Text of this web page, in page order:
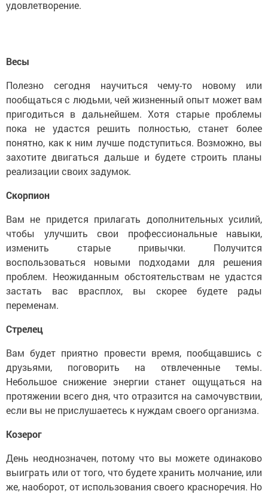
удовлетворение.
Весы
Полезно сегодня научиться чему-то новому или
пообщаться с людьми, чей жизненный опыт может вам
пригодиться в дальнейшем. Хотя старые проблемы
пока не удастся решить полностью, станет более
понятно, как к ним лучше подступиться. Возможно, вы
захотите двигаться дальше и будете строить планы
реализации своих задумок.
Скорпион
Вам не придется прилагать дополнительных усилий,
чтобы улучшить свои профессиональные навыки,
изменить старые привычки. Получится
воспользоваться новыми подходами для решения
проблем. Неожиданным обстоятельствам не удастся
застать вас врасплох, вы скорее будете рады
переменам.
Стрелец
Вам будет приятно провести время, пообщавшись с
друзьями, поговорить на отвлеченные темы.
Небольшое снижение энергии станет ощущаться на
протяжении всего дня, что отразится на самочувствии,
если вы не прислушаетесь к нуждам своего организма.
Козерог
День неоднозначен, потому что вы можете одинаково
выиграть или от того, что будете хранить молчание, или
же, наоборот, от использования своего красноречия. Но